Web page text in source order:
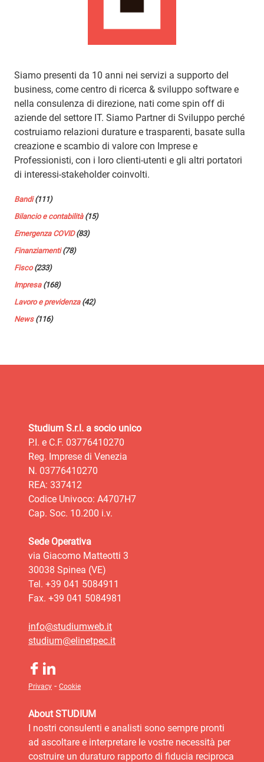
Siamo presenti da 10 anni nei servizi a supporto del
business, come centro di ricerca & sviluppo software e
nella consulenza di direzione, nati come spin off di
aziende del settore IT. Siamo Partner di Sviluppo perché
costruiamo relazioni durature e trasparenti, basate sulla
creazione e scambio di valore con Imprese e
Professionisti, con i loro clienti-utenti e gli altri portatori
di interessi-stakeholder coinvolti.
Bandi(111)
Bilancio e contabilità(15)
Emergenza COVID(83)
Finanziamenti(78)
Fisco(233)
Impresa(168)
Lavoro e previdenza(42)
News(116)
Studium S.r.l. a socio unico
P.I. e C.F. 03776410270
Reg. Imprese di Venezia
N. 03776410270
REA: 337412
Codice Univoco: A4707H7
Cap. Soc. 10.200 i.v.
Sede Operativa
via Giacomo Matteotti 3
30038 Spinea (VE)
Tel. +39 041 5084911
Fax. +39 041 5084981
info@studiumweb.it
studium@elinetpec.it
Privacy - Cookie
About STUDIUM
I nostri consulenti e analisti sono sempre pronti
ad ascoltare e interpretare le vostre necessità per
costruire un duraturo rapporto di fiducia reciproca